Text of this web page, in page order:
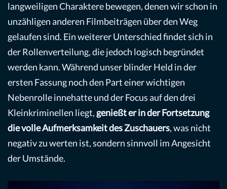
langweiligen Charaktere bewegen, denen wir schon in
unzähligen anderen Filmbeiträgen über den Weg
gelaufen sind. Ein weiterer Unterschied findet sich in
der Rollenverteilung, die jedoch logisch begründet
werden kann. Während unser blinder Held in der
ersten Fassung noch den Part einer wichtigen
Nebenrolle innehatte und der Focus auf den drei
Kleinkriminellen liegt, genießt er in der Fortsetzung
die volle Aufmerksamkeit des Zuschauers, was nicht
negativ zu werten ist, sondern sinnvoll im Angesicht
der Umstände.